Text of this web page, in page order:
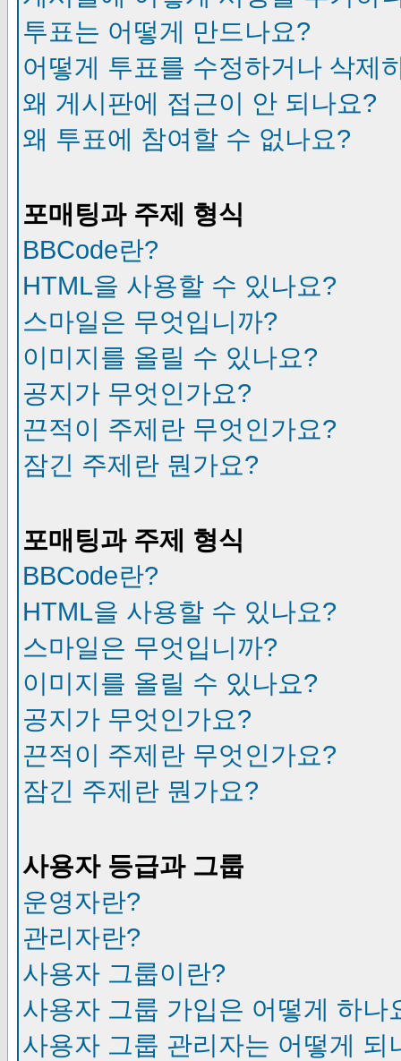
투표는 어떻게 만드나요?
어떻게 투표를 수정하거나 삭제
왜 게시판에 접근이 안 되나요?
왜 투표에 참여할 수 없나요?
포매팅과 주제 형식
BBCode란?
HTML을 사용할 수 있나요?
스마일은 무엇입니까?
이미지를 올릴 수 있나요?
공지가 무엇인가요?
끈적이 주제란 무엇인가요?
잠긴 주제란 뭔가요?
포매팅과 주제 형식
BBCode란?
HTML을 사용할 수 있나요?
스마일은 무엇입니까?
이미지를 올릴 수 있나요?
공지가 무엇인가요?
끈적이 주제란 무엇인가요?
잠긴 주제란 뭔가요?
사용자 등급과 그룹
운영자란?
관리자란?
사용자 그룹이란?
사용자 그룹 가입은 어떻게 하나
사용자 그룹 관리자는 어떻게 되